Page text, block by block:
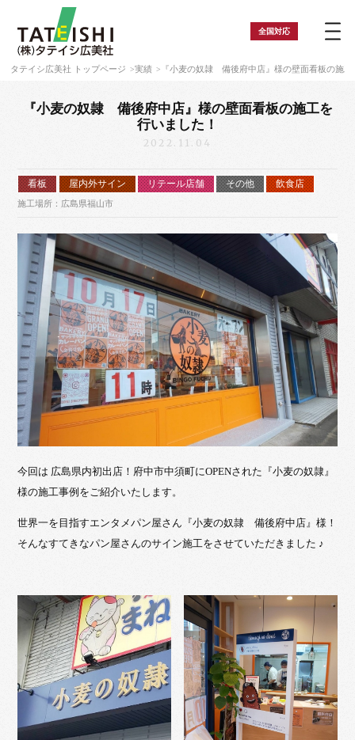
全国対応
タテイシ広美社 トップページ 実績 『小麦の奴隷 備後府中店』様の壁面看板の施工
『小麦の奴隷 備後府中店』様の壁面看板の施工を
行いました！
2022.11.04
看板 屋内外サイン リテール店舗 その他 飲食店
施工場所：広島県福山市
今回は 広島県内初出店！府中市中須町にOPENされた『小麦の奴隷』
様の施工事例をご紹介いたします。
世界一を目指すエンタメパン屋さん『小麦の奴隷 備後府中店』様！
そんなすてきなパン屋さんのサイン施工をさせていただきました ♪